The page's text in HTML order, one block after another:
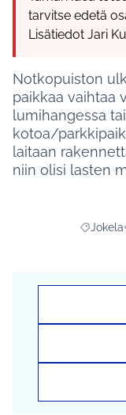
tarvitse edetä
Lisätiedot Jari
Notkopuiston
paikkaa vaihtaa
lumihangessa
kotoa/
laitaan
niin olisi lasten
Rajaa
Jokela